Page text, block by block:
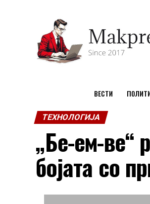
ВЕСТИ
ТЕХНОЛОГИЈА
„Бе-ем-ве“
бојата со